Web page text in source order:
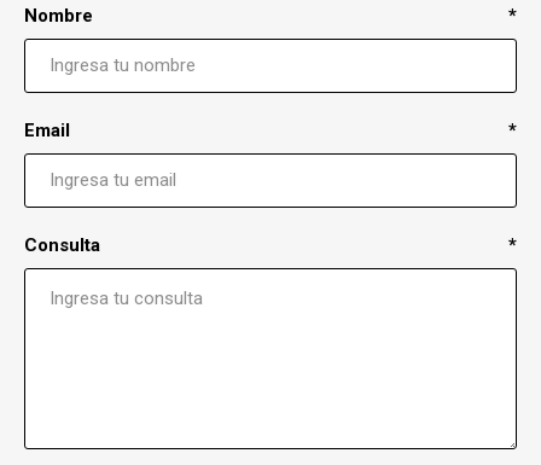
Nombre *
Email *
Consulta *